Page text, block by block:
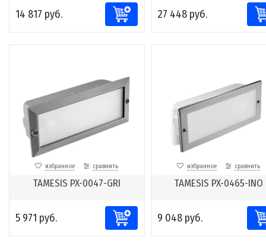
14 817 руб. 27 448 руб.
избранное сравнить
TAMESIS PX-0047-GRI
5 971 руб.
избранное сравнить
TAMESIS PX-0465-INO
9 048 руб.